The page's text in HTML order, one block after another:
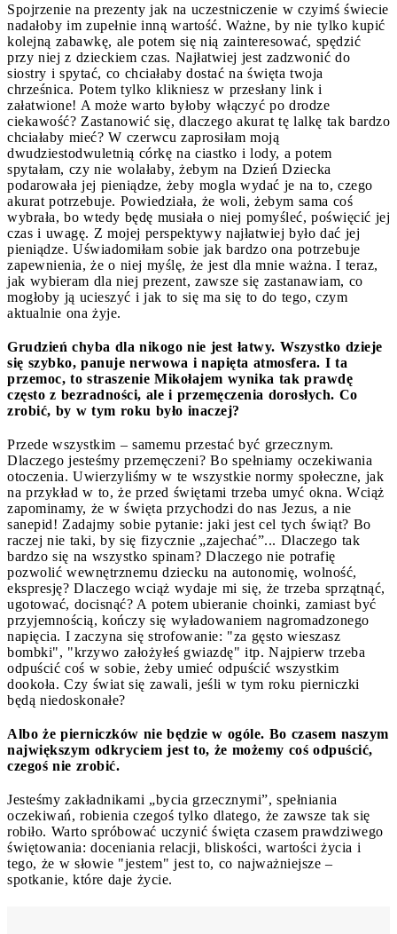
Spojrzenie na prezenty jak na uczestniczenie w czyimś świecie
nadałoby im zupełnie inną wartość. Ważne, by nie tylko kupić
kolejną zabawkę, ale potem się nią zainteresować, spędzić
przy niej z dzieckiem czas. Najłatwiej jest zadzwonić do
siostry i spytać, co chciałaby dostać na święta twoja
chrześnica. Potem tylko klikniesz w przesłany link i
załatwione! A może warto byłoby włączyć po drodze
ciekawość? Zastanowić się, dlaczego akurat tę lalkę tak bardzo
chciałaby mieć? W czerwcu zaprosiłam moją
dwudziestodwuletnią córkę na ciastko i lody, a potem
spytałam, czy nie wolałaby, żebym na Dzień Dziecka
podarowała jej pieniądze, żeby mogla wydać je na to, czego
akurat potrzebuje. Powiedziała, że woli, żebym sama coś
wybrała, bo wtedy będę musiała o niej pomyśleć, poświęcić jej
czas i uwagę. Z mojej perspektywy najłatwiej było dać jej
pieniądze. Uświadomiłam sobie jak bardzo ona potrzebuje
zapewnienia, że o niej myślę, że jest dla mnie ważna. I teraz,
jak wybieram dla niej prezent, zawsze się zastanawiam, co
mogłoby ją ucieszyć i jak to się ma się to do tego, czym
aktualnie ona żyje.
Grudzień chyba dla nikogo nie jest łatwy. Wszystko dzieje
się szybko, panuje nerwowa i napięta atmosfera. I ta
przemoc, to straszenie Mikołajem wynika tak prawdę
często z bezradności, ale i przemęczenia dorosłych. Co
zrobić, by w tym roku było inaczej?
Przede wszystkim – samemu przestać być grzecznym.
Dlaczego jesteśmy przemęczeni? Bo spełniamy oczekiwania
otoczenia. Uwierzyliśmy w te wszystkie normy społeczne, jak
na przykład w to, że przed świętami trzeba umyć okna. Wciąż
zapominamy, że w święta przychodzi do nas Jezus, a nie
sanepid! Zadajmy sobie pytanie: jaki jest cel tych świąt? Bo
raczej nie taki, by się fizycznie „zajechać”... Dlaczego tak
bardzo się na wszystko spinam? Dlaczego nie potrafię
pozwolić wewnętrznemu dziecku na autonomię, wolność,
ekspresję? Dlaczego wciąż wydaje mi się, że trzeba sprzątnąć,
ugotować, docisnąć? A potem ubieranie choinki, zamiast być
przyjemnością, kończy się wyładowaniem nagromadzonego
napięcia. I zaczyna się strofowanie: "za gęsto wieszasz
bombki", "krzywo założyłeś gwiazdę" itp. Najpierw trzeba
odpuścić coś w sobie, żeby umieć odpuścić wszystkim
dookoła. Czy świat się zawali, jeśli w tym roku pierniczki
będą niedoskonałe?
Albo że pierniczków nie będzie w ogóle. Bo czasem naszym
największym odkryciem jest to, że możemy coś odpuścić,
czegoś nie zrobić.
Jesteśmy zakładnikami „bycia grzecznymi”, spełniania
oczekiwań, robienia czegoś tylko dlatego, że zawsze tak się
robiło. Warto spróbować uczynić święta czasem prawdziwego
świętowania: doceniania relacji, bliskości, wartości życia i
tego, że w słowie "jestem" jest to, co najważniejsze –
spotkanie, które daje życie.